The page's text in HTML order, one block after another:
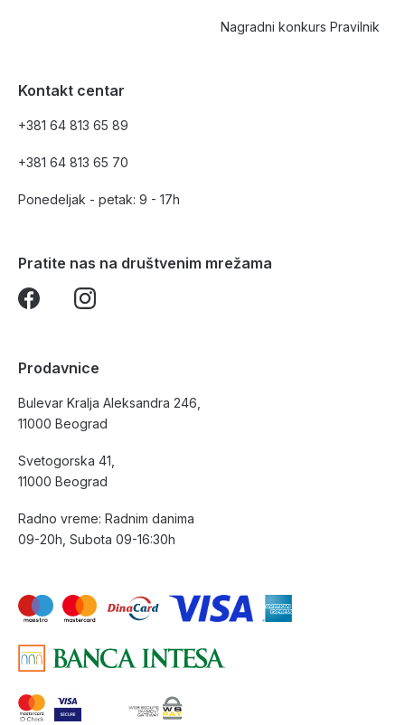
Nagradni konkurs Pravilnik
Kontakt centar
+381 64 813 65 89
+381 64 813 65 70
Ponedeljak - petak: 9 - 17h
Pratite nas na društvenim mrežama
Prodavnice
Bulevar Kralja Aleksandra 246,
11000 Beograd
Svetogorska 41,
11000 Beograd
Radno vreme: Radnim danima
09-20h, Subota 09-16:30h